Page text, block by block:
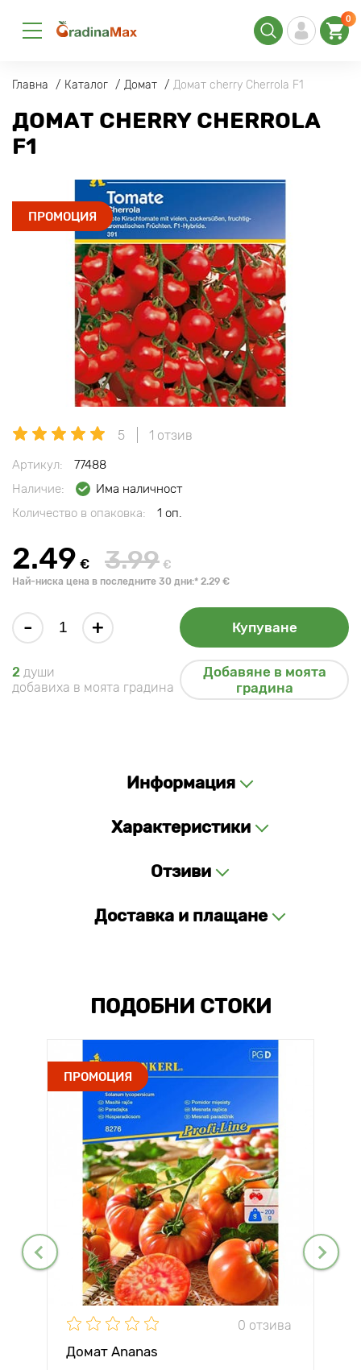
0
Главна Каталог Домат Домат cherry Cherrola F1
ДОМАТ CHERRY CHERROLA
F1
ПРОМОЦИЯ
5 1 отзив
Артикул:
77488
Наличие:
Има наличност
Количество в опаковка:
1 оп.
2.49 € 3.99 €
Най-ниска цена в последните 30 дни:* 2.29 €
- + Купуване
2 души
добавиха в моята градина
Добавяне в моята
градина
Информация
Характеристики
Отзиви
Доставка и плащане
ПОДОБНИ СТОКИ
ПРОМОЦИЯ
0 отзива
Домат Ananas